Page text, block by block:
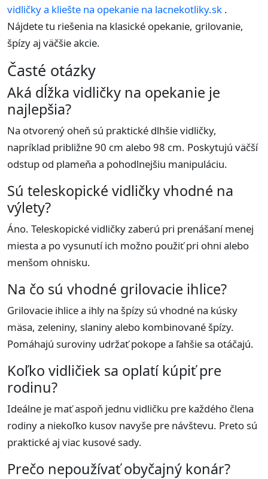
vidličky a kliešte na opekanie na lacnekotliky.sk .
Nájdete tu riešenia na klasické opekanie, grilovanie,
špízy aj väčšie akcie.
Časté otázky
Aká dĺžka vidličky na opekanie je
najlepšia?
Na otvorený oheň sú praktické dlhšie vidličky,
napríklad približne 90 cm alebo 98 cm. Poskytujú väčší
odstup od plameňa a pohodlnejšiu manipuláciu.
Sú teleskopické vidličky vhodné na
výlety?
Áno. Teleskopické vidličky zaberú pri prenášaní menej
miesta a po vysunutí ich možno použiť pri ohni alebo
menšom ohnisku.
Na čo sú vhodné grilovacie ihlice?
Grilovacie ihlice a ihly na špízy sú vhodné na kúsky
mäsa, zeleniny, slaniny alebo kombinované špízy.
Pomáhajú suroviny udržať pokope a ľahšie sa otáčajú.
Koľko vidličiek sa oplatí kúpiť pre
rodinu?
Ideálne je mať aspoň jednu vidličku pre každého člena
rodiny a niekoľko kusov navyše pre návštevu. Preto sú
praktické aj viac kusové sady.
Prečo nepoužívať obyčajný konár?